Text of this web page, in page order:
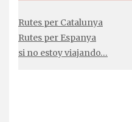
Rutes per Catalunya
Rutes per Espanya
si no estoy viajando…